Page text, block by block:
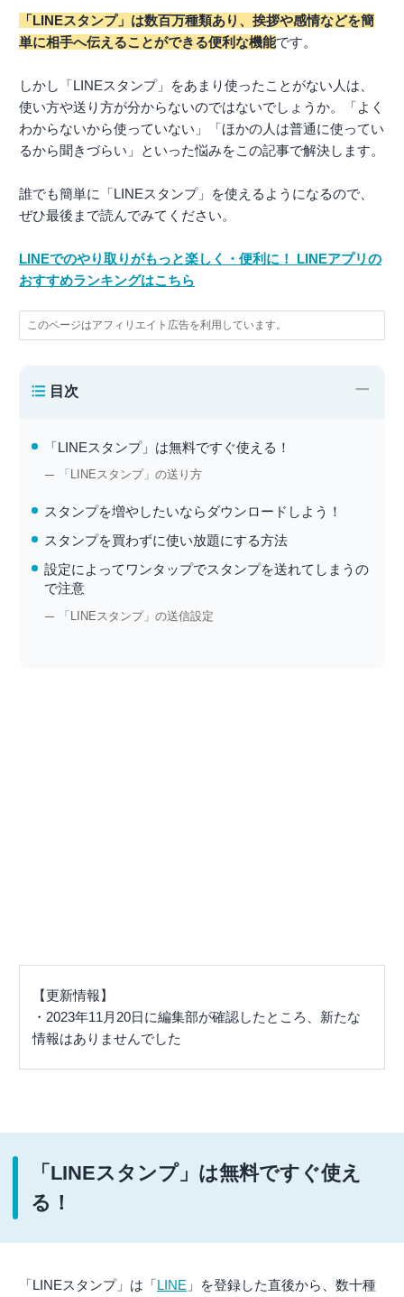
「LINEスタンプ」は数百万種類あり、挨拶や感情などを簡
単に相手へ伝えることができる便利な機能です。
しかし「LINEスタンプ」をあまり使ったことがない人は、
使い方や送り方が分からないのではないでしょうか。「よく
わからないから使っていない」「ほかの人は普通に使ってい
るから聞きづらい」といった悩みをこの記事で解決します。
誰でも簡単に「LINEスタンプ」を使えるようになるので、
ぜひ最後まで読んでみてください。
LINEでのやり取りがもっと楽しく・便利に！ LINEアプリの
おすすめランキングはこちら
このページはアフィリエイト広告を利用しています。
目次 −
「LINEスタンプ」は無料ですぐ使える！
「LINEスタンプ」の送り方
スタンプを増やしたいならダウンロードしよう！
スタンプを買わずに使い放題にする方法
設定によってワンタップでスタンプを送れてしまうの
で注意
「LINEスタンプ」の送信設定
【更新情報】
・2023年11月20日に編集部が確認したところ、新たな
情報はありませんでした
「LINEスタンプ」は無料ですぐ使え
る！
「LINEスタンプ」は「LINE 」を登録した直後から、数十種